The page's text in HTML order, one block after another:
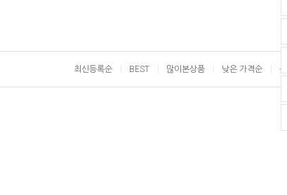
최신등록순 BEST 많이본상품 낮은 가격순